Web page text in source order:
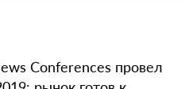
Conferences провел